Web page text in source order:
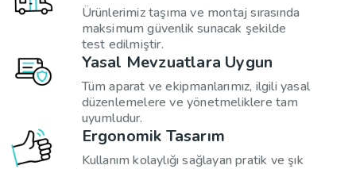
Ürünlerimiz taşıma ve montaj sırasında
maksimum güvenlik sunacak şekilde
test edilmiştir.
Yasal Mevzuatlara Uygun
Tüm aparat ve ekipmanlarımız, ilgili yasal
düzenlemelere ve yönetmeliklere tam
uyumludur.
Ergonomik Tasarım
Kullanım kolaylığı sağlayan pratik ve şık